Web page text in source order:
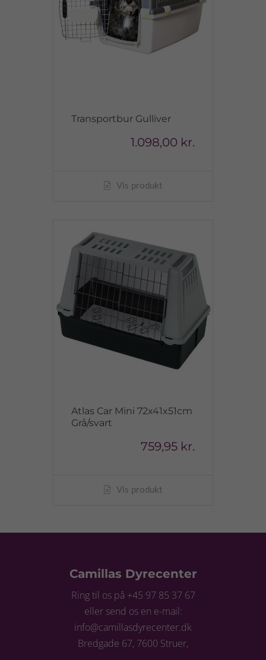
Transportbur Gulliver
1.098,00 kr.
Vis produkt
Atlas Car Mini 72x41x51cm
Grå/svart
759,95 kr.
Vis produkt
Camillas Dyrecenter
Ring til os på +45 97 85 37 67
eller send os en e-mail:
info@camillasdyrecenter.dk
Bredgade 67, 7600 Struer,